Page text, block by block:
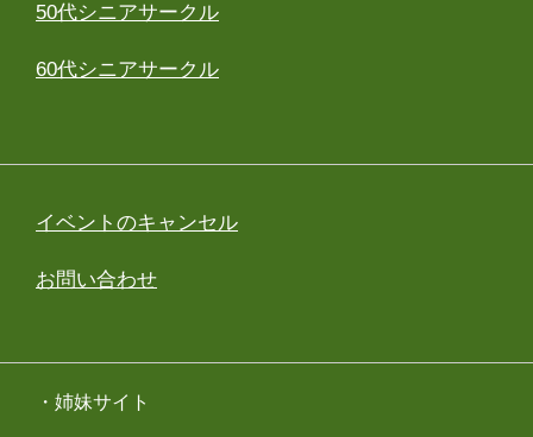
50代シニアサークル
60代シニアサークル
イベントのキャンセル
お問い合わせ
・姉妹サイト